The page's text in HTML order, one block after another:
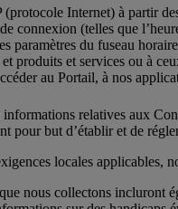
(protocole Internet) à partir
connexion (telles que
paramètres du fuseau
produits et services ou à
au Portail, à nos
informations relatives aux
pour but d’établir et de
locales
nous collectons incluront